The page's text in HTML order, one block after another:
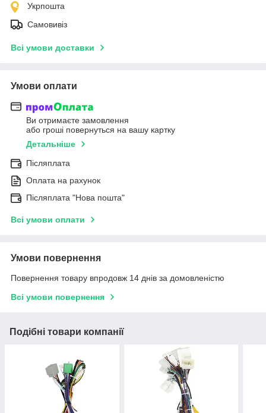
Укрпошта
Самовивіз
Всі умови доставки
Умови оплати
Ви отримаєте замовлення
або гроші повернуться на вашу картку
Детальніше
Післяплата
Оплата на рахунок
Післяплата "Нова пошта"
Всі умови оплати
Умови повернення
Повернення товару впродовж 14 днів за домовленістю
Всі умови повернення
Подібні товари компанії